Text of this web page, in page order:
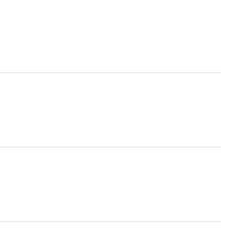
во влажном